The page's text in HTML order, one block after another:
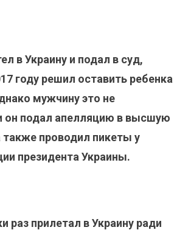
в Украину и подал в суд,
году решил оставить ребенка
мужчину это не
он подал апелляцию в высшую
также проводил пикеты у
президента Украины.
раз прилетал в Украину ради